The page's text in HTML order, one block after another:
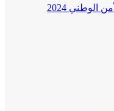
الوطني 2024